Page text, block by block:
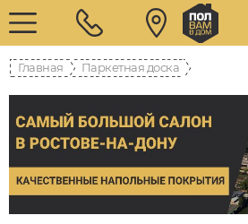
Главная Паркетная доска